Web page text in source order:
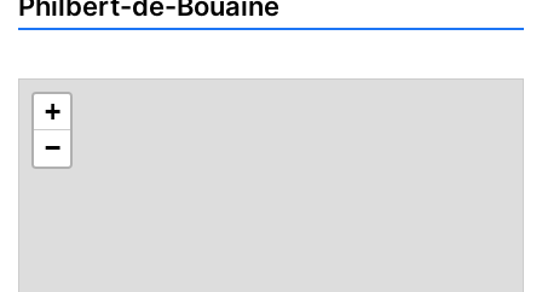
Philbert-de-Bouaine
+
−